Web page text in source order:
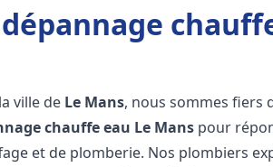
ville de Le Mans, nous sommes fiers
chauffe eau Le Mans pour
et de plomberie. Nos plombiers